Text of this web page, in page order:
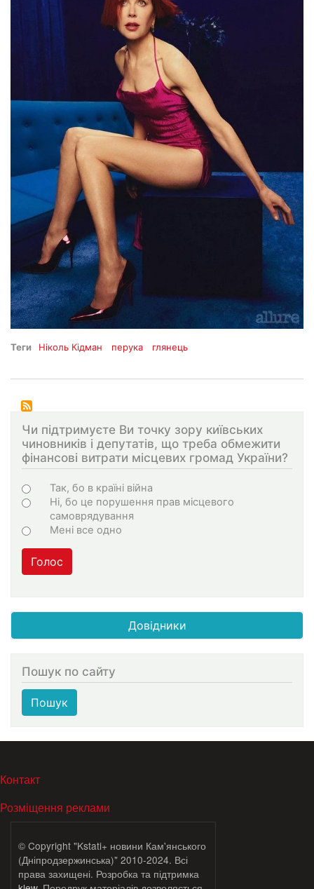
Теги Ніколь Кідман перука глянець
Чи підтримуєте Ви точку зору київських
чиновників і депутатів, що треба обмежити
фінансові витрати місцевих громад України?
Варіанти
Так, бо в країні війна
Ні, бо це порушення прав місцевого
самоврядування
Мені все одно
Голос
Довідники
Пошук по сайту
Пошук
МЕНЮ В ПОДВАЛЕ
Контакт
Розміщення реклами
© Copyright "Kstati+ новини Кам'янського
(Дніпродзержинська)" 2010-2024. Всі
права захищені. Розробка та підтримка